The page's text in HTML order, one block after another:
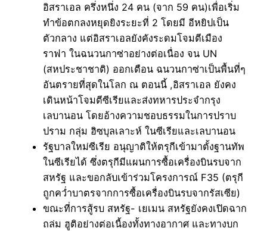
อิสราเอล ครึ่งหนึ่ง 24 คน (จาก 59 คน)เพื่อเริ่ม
ทำข้อตกลงหยุดยิงระยะที่ 2 โดยมี อีหยิปเป็น
ตัวกลาง แต่อิสราเอลยังคังระดมโจมตีเมือง
ราฟา ในฉนวนกาซ่าอย่างต่อเนื่อง จน UN
(สหประชาชาติ) ออกเตือน ฉนวนกาซ่าเป็นพื้นที่ๆ
อันตรายที่สุดในโลก ณ ตอนนี้ ,อิสราเอล ยังคง
เดินหน้าโจมตีซีเรียและส่งทหารประจำกรุง
เลบานอน โดยอ้างความชอบธรรมในการปราบ
ปราม กลุ่ม ฮิซบุลเลาะห์ ในซีเรียและเลบานอน
รัฐบาลใหม่ซีเรีย อนุญาติให้ตรุกีเข้ามาตั้งฐานทัพ
ในซีเรียได้ ซึ่งตรุกีมีแผนการซื้อเครื่องบินรบจาก
สหรัฐ และขอกลับเข้าร่วมโครงการณ์ F35 (ตรุกี
ถูกคว่ำบาตรจากการซื้อเครื่องบินรบจากรัสเซีย)
ขณะที่การสู้รบ สหรัฐ- เยเมน สหรัฐยังคงเปิดฉาก
ถล่ม ฮูติอย่างต่อเนื้องทั้งทางอากาศ และทางบก